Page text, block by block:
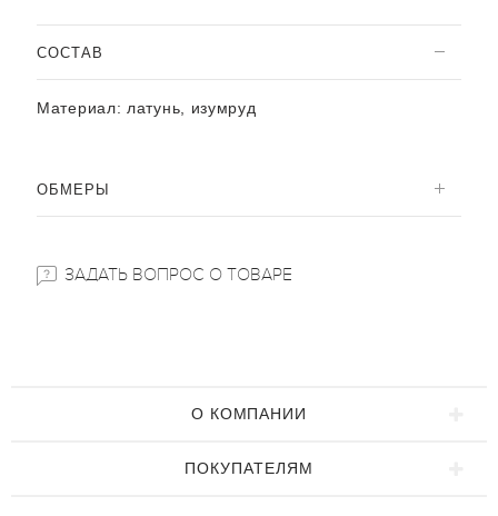
CОСТАВ
Материал: латунь, изумруд
ОБМЕРЫ
ЗАДАТЬ ВОПРОС О ТОВАРЕ
О КОМПАНИИ
ПОКУПАТЕЛЯМ